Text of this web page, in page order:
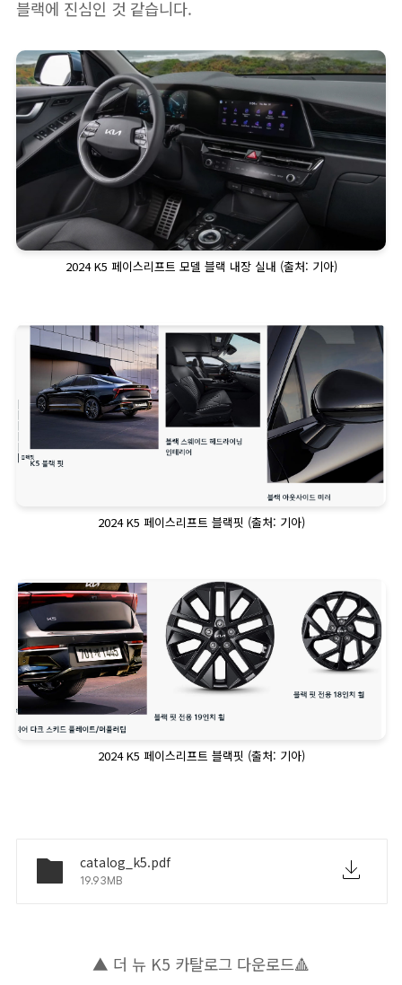
블랙에 진심인 것 같습니다.
2024 K5 페이스리프트 모델 블랙 내장 실내 (출처: 기아)
2024 K5 페이스리프트 블랙핏 (출처: 기아)
2024 K5 페이스리프트 블랙핏 (출처: 기아)
catalog_k5.pdf
19.93MB
▲ 더 뉴 K5 카탈로그 다운로드🔺